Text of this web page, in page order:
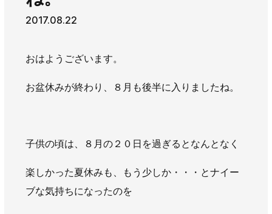
不動産事業
大型物件事業
スタッフ紹介
社長ブログ イベント お知らせ
チラシ
大型工事施工事例
2017.08.22
おはようございます。
お盆休みが終わり、８月も後半に入りましたね。
子供の頃は、８月の２０日を過ぎるとなんとなく
楽しかった夏休みも、もう少しか・・・とナイー
ブな気持ちになったのを